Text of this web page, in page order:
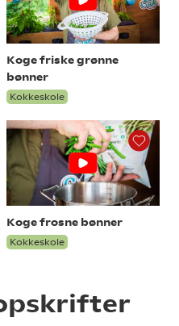
Koge friske grønne
bønner
Kokkeskole
Koge frosne bønner
Kokkeskole